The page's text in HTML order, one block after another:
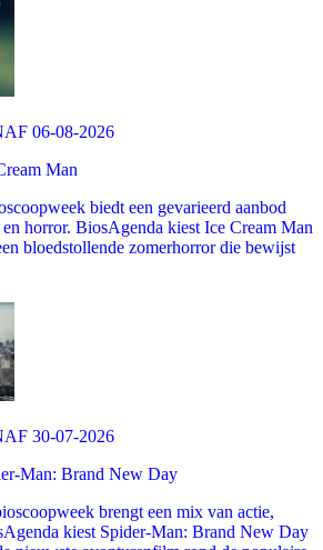
06-08-2026
Man
biedt een gevarieerd aanbod
horror. BiosAgenda kiest Ice Cream Man
bloedstollende zomerhorror die bewijst
30-07-2026
Man: Brand New Day
brengt een mix van actie,
kiest Spider-Man: Brand New Day